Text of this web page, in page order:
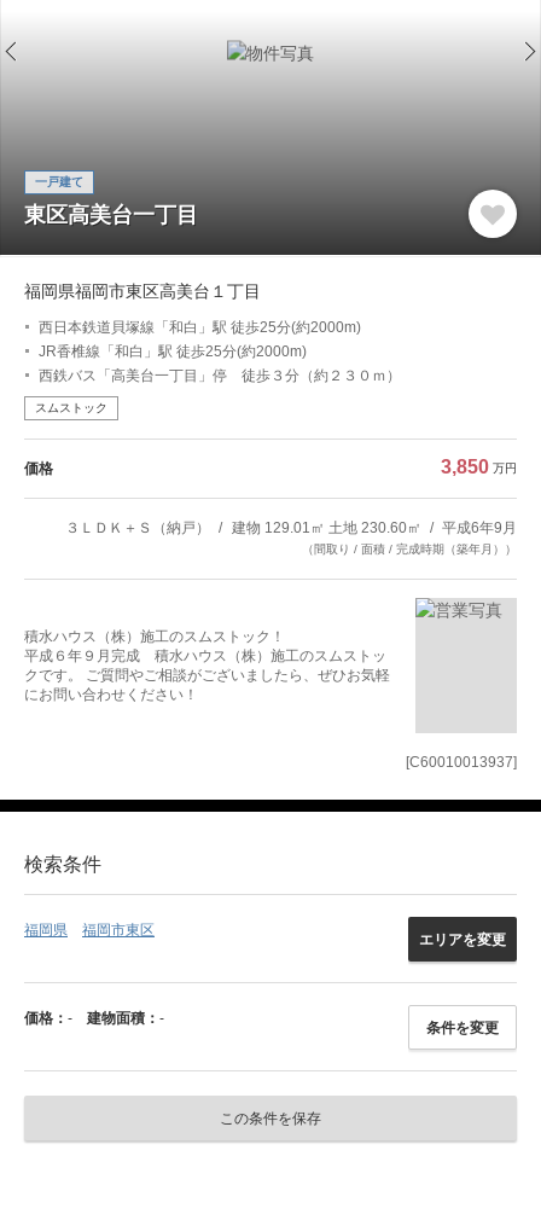
[C60010013937]
一戸建て
東区高美台一丁目
福岡県福岡市東区高美台１丁目
西日本鉄道貝塚線「和白」駅 徒歩25分(約2000m)
JR香椎線「和白」駅 徒歩25分(約2000m)
西鉄バス「高美台一丁目」停 徒歩３分（約２３０ｍ）
スムストック
価格 3,850 万円
３ＬＤＫ＋Ｓ（納戸） 建物 129.01㎡ 土地 230.60㎡ 平成6年9月
（間取り / 面積 / 完成時期（築年月））
積水ハウス（株）施工のスムストック！
平成６年９月完成 積水ハウス（株）施工のスムストッ
クです。 ご質問やご相談がございましたら、ぜひお気軽
にお問い合わせください！
検索条件
福岡県 福岡市東区
エリアを変更
価格： - 建物面積： -
条件を変更
この条件を保存